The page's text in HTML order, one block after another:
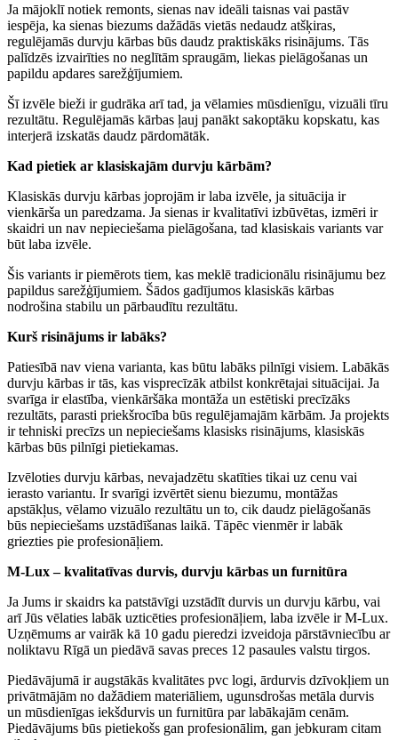
Ja mājoklī notiek remonts, sienas nav ideāli taisnas vai pastāv
iespēja, ka sienas biezums dažādās vietās nedaudz atšķiras,
regulējamās durvju kārbas būs daudz praktiskāks risinājums. Tās
palīdzēs izvairīties no neglītām spraugām, liekas pielāgošanas un
papildu apdares sarežģījumiem.
Šī izvēle bieži ir gudrāka arī tad, ja vēlamies mūsdienīgu, vizuāli tīru
rezultātu. Regulējamās kārbas ļauj panākt sakoptāku kopskatu, kas
interjerā izskatās daudz pārdomātāk.
Kad pietiek ar klasiskajām durvju kārbām?
Klasiskās durvju kārbas joprojām ir laba izvēle, ja situācija ir
vienkārša un paredzama. Ja sienas ir kvalitatīvi izbūvētas, izmēri ir
skaidri un nav nepieciešama pielāgošana, tad klasiskais variants var
būt laba izvēle.
Šis variants ir piemērots tiem, kas meklē tradicionālu risinājumu bez
papildus sarežģījumiem. Šādos gadījumos klasiskās kārbas
nodrošina stabilu un pārbaudītu rezultātu.
Kurš risinājums ir labāks?
Patiesībā nav viena varianta, kas būtu labāks pilnīgi visiem. Labākās
durvju kārbas ir tās, kas visprecīzāk atbilst konkrētajai situācijai. Ja
svarīga ir elastība, vienkāršāka montāža un estētiski precīzāks
rezultāts, parasti priekšrocība būs regulējamajām kārbām. Ja projekts
ir tehniski precīzs un nepieciešams klasisks risinājums, klasiskās
kārbas būs pilnīgi pietiekamas.
Izvēloties durvju kārbas, nevajadzētu skatīties tikai uz cenu vai
ierasto variantu. Ir svarīgi izvērtēt sienu biezumu, montāžas
apstākļus, vēlamo vizuālo rezultātu un to, cik daudz pielāgošanās
būs nepieciešams uzstādīšanas laikā. Tāpēc vienmēr ir labāk
griezties pie profesionāļiem.
M-Lux – kvalitatīvas durvis, durvju kārbas un furnitūra
Ja Jums ir skaidrs ka patstāvīgi uzstādīt durvis un durvju kārbu, vai
arī Jūs vēlaties labāk uzticēties profesionāļiem, laba izvēle ir M-Lux.
Uzņēmums ar vairāk kā 10 gadu pieredzi izveidoja pārstāvniecību ar
noliktavu Rīgā un piedāvā savas preces 12 pasaules valstu tirgos.
Piedāvājumā ir augstākās kvalitātes pvc logi, ārdurvis dzīvokļiem un
privātmājām no dažādiem materiāliem, ugunsdrošas metāla durvis
un mūsdienīgas iekšdurvis un furnitūra par labākajām cenām.
Piedāvājums būs pietiekošs gan profesionālim, gan jebkuram citam